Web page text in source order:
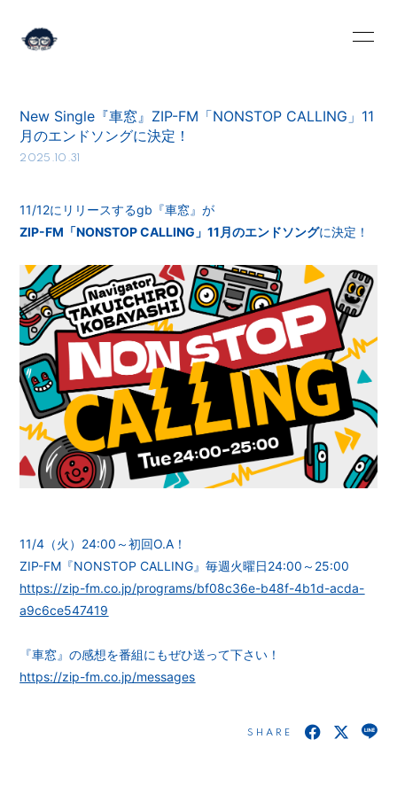
SCHEDULE PROFILE
BLOG MOVIE
Q&A
会員登録 ログイン
New Single『車窓』ZIP-FM「NONSTOP CALLING」11
月のエンドソングに決定！
2025.10.31
11/12にリリースするgb『車窓』が
ZIP-FM「NONSTOP CALLING」11月のエンドソングに決定！
11/4（火）24:00～初回O.A！
ZIP-FM『NONSTOP CALLING』毎週火曜日24:00～25:00
https://zip-fm.co.jp/programs/bf08c36e-b48f-4b1d-acda-
a9c6ce547419
『車窓』の感想を番組にもぜひ送って下さい！
https://zip-fm.co.jp/messages
SHARE